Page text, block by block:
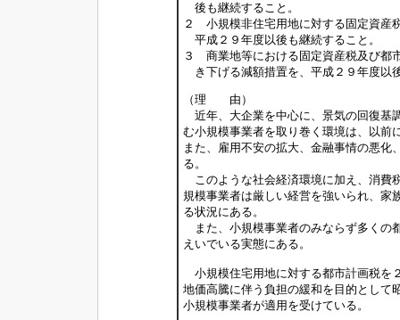
後も継続すること。
２ 小規模非住宅用地に対する固定資産
平成２９年度以後も継続すること。
３ 商業地等における固定資産税及び都
き下げる減額措置を、平成２９年度以
（理 由）
近年、大企業を中心に、景気の回復基
む小規模事業者を取り巻く環境は、以前
また、雇用不安の拡大、金融事情の悪化
る。
このような社会経済環境に加え、消費
規模事業者は厳しい経営を強いられ、家
る状況にある。
また、小規模事業者のみならず多くの
えいでいる実態にある。
小規模住宅用地に対する都市計画税を
地価高騰に伴う負担の緩和を目的として
小規模事業者が適用を受けている。